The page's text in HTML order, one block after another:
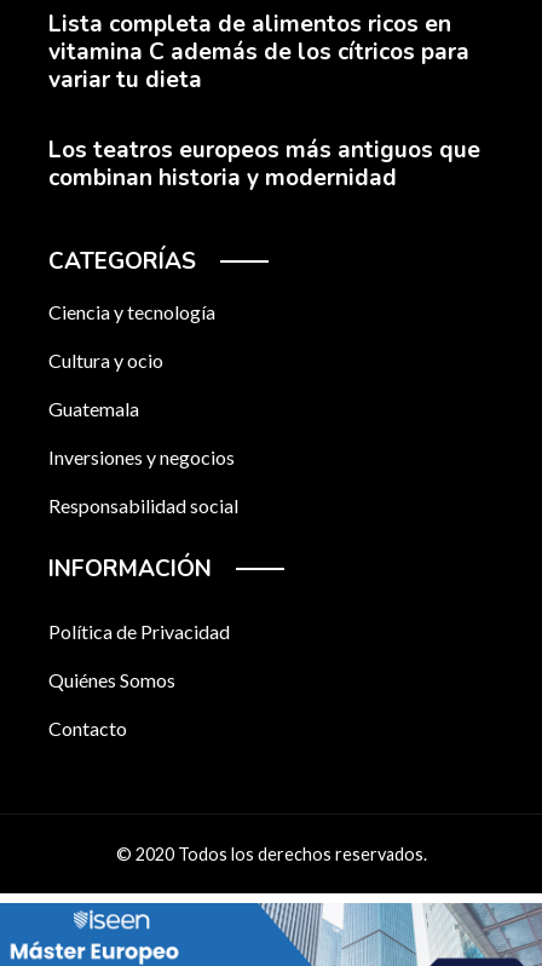
Lista completa de alimentos ricos en
vitamina C además de los cítricos para
variar tu dieta
Los teatros europeos más antiguos que
combinan historia y modernidad
CATEGORÍAS
Ciencia y tecnología
Cultura y ocio
Guatemala
Inversiones y negocios
Responsabilidad social
INFORMACIÓN
Política de Privacidad
Quiénes Somos
Contacto
© 2020 Todos los derechos reservados.